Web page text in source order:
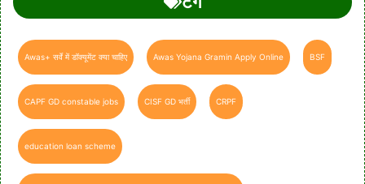
Awas+ सर्वे में डॉक्यूमेंट क्या चाहिए Awas Yojana Gramin Apply Online BSF
CAPF GD constable jobs CISF GD भर्ती CRPF
education loan scheme